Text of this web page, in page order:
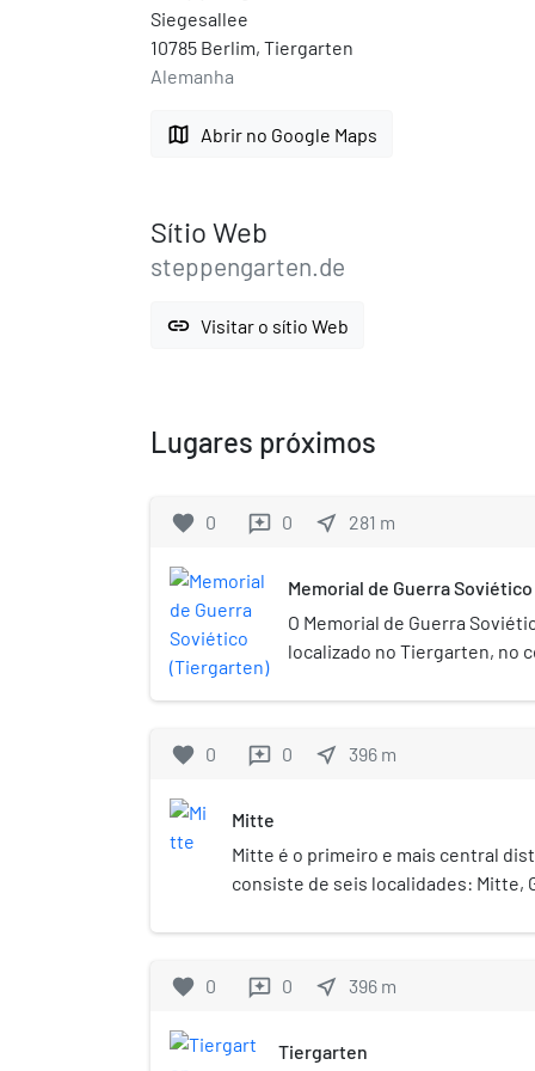
Siegesallee
10785 Berlim, Tiergarten
Alemanha
map Abrir no Google Maps
Sítio Web
steppengarten.de
link Visitar o sítio Web
Lugares próximos
favorite 0 reviews 0 near_me 281 m
Memorial de Guerra
O Memorial de Guerra
localizado no Tiergarten, no
para lembrar os soldados do
favorite 0 reviews 0 near_me 396 m
Mitte
Mitte é o primeiro e mais central
consiste de seis localidades: Mitte,
distritos (sendo o outro
Mitte está localizado o núcleo
exemplo Ilha dos Museus, Palácio
favorite 0 reviews 0 near_me 396 m
Tiergarten